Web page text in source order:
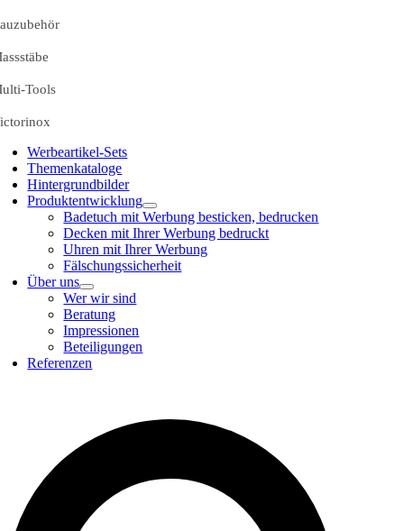
Tools
Werbeartikel-Sets
Themenkataloge
Hintergrundbilder
Produktentwicklung
Badetuch mit Werbung besticken, bedrucken
Decken mit Ihrer Werbung bedruckt
Uhren mit Ihrer Werbung
Fälschungssicherheit
Über uns
Wer wir sind
Beratung
Impressionen
Beteiligungen
Referenzen